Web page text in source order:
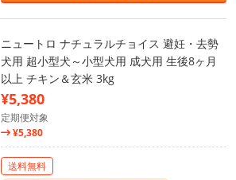
ニュートロ ナチュラルチョイス 避妊・去勢
犬用 超小型犬～小型犬用 成犬用 生後8ヶ月
以上 チキン＆玄米 3kg
¥5,380
定期便対象
¥5,380
送料無料